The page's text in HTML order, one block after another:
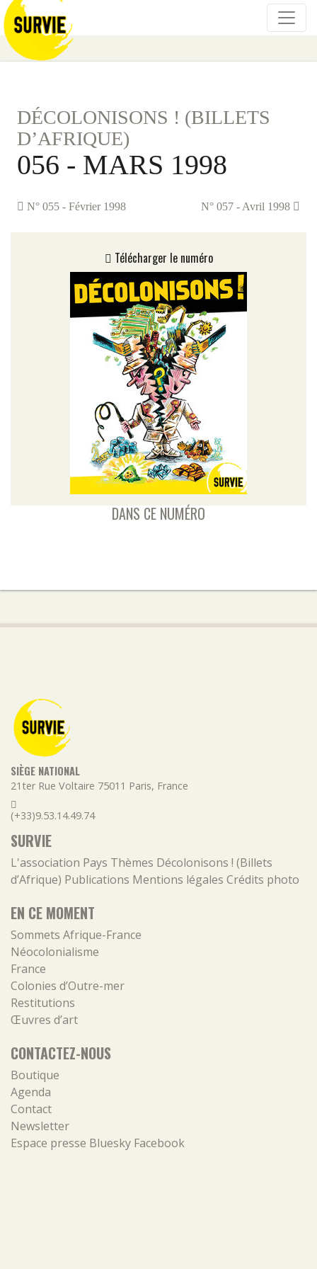
DÉCOLONISONS ! (BILLETS
D’AFRIQUE)
056 - MARS 1998
N° 055 - Février 1998 N° 057 - Avril 1998
Télécharger le numéro
DANS CE NUMÉRO
SIÈGE NATIONAL
21ter Rue Voltaire 75011 Paris, France
(+33)9.53.14.49.74
SURVIE
L'association Pays Thèmes Décolonisons ! (Billets
d’Afrique) Publications Mentions légales Crédits photo
EN CE MOMENT
Sommets Afrique-France
Néocolonialisme
France
Colonies d’Outre-mer
Restitutions
Œuvres d’art
CONTACTEZ-NOUS
Boutique
Agenda
Contact
Newsletter
Espace presse Bluesky Facebook